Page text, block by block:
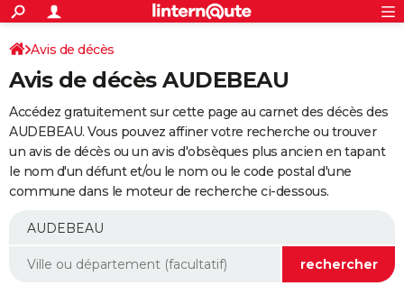
ACTUALITÉS
Politique
Société
Faits Divers
Education
Monde
Villes
+
SPORT
Coupe du monde 2026
Football
Tennis
Cyclisme
Rugby
Forum
Programme TV
TNT
Streaming
Cinéma
Sorties cinéma
Musique
+
FINANCE
Impôts
Immobilier
Risques naturels par ville
Banque
Assurance
Crédit
AUTO
Essais
Réserver un essai
Citadines
Berlines
SUV
Forum auto
+
Mobiles
Meilleur smartphone
Internet
Ordinateurs
Jeux vidéo
Guide high-tech
Aménagement intérieur
Avis de décès
Avis de décès AUDEBEAU
Accédez gratuitement sur cette page au carnet des décès des
AUDEBEAU. Vous pouvez affiner votre recherche ou trouver
un avis de décès ou un avis d'obsèques plus ancien en tapant
le nom d'un défunt et/ou le nom ou le code postal d'une
commune dans le moteur de recherche ci-dessous.